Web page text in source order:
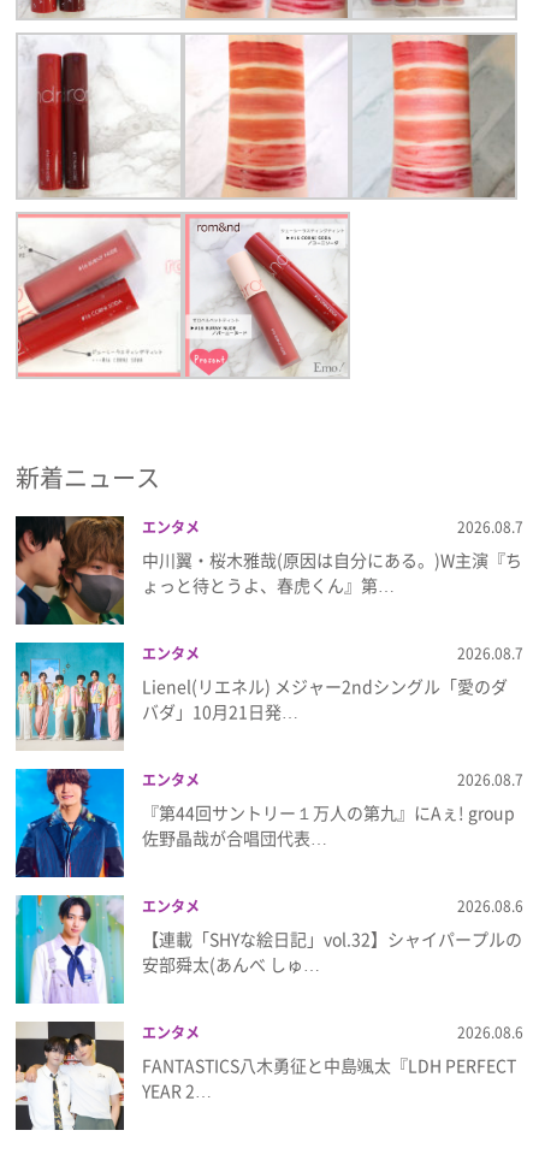
新着ニュース
エンタメ 2026.08.7
中川翼・桜木雅哉(原因は自分にある。)W主演『ち
ょっと待とうよ、春虎くん』第…
エンタメ 2026.08.7
Lienel(リエネル) メジャー2ndシングル「愛のダ
バダ」10月21日発…
エンタメ 2026.08.7
『第44回サントリー１万人の第九』にAぇ! group
佐野晶哉が合唱団代表…
エンタメ 2026.08.6
【連載「SHYな絵日記」vol.32】シャイパープルの
安部舜太(あんべ しゅ…
エンタメ 2026.08.6
FANTASTICS八木勇征と中島颯太『LDH PERFECT
YEAR 2…